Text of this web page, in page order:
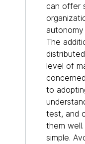
can offer
The
level of
to
test, and
them
simple.